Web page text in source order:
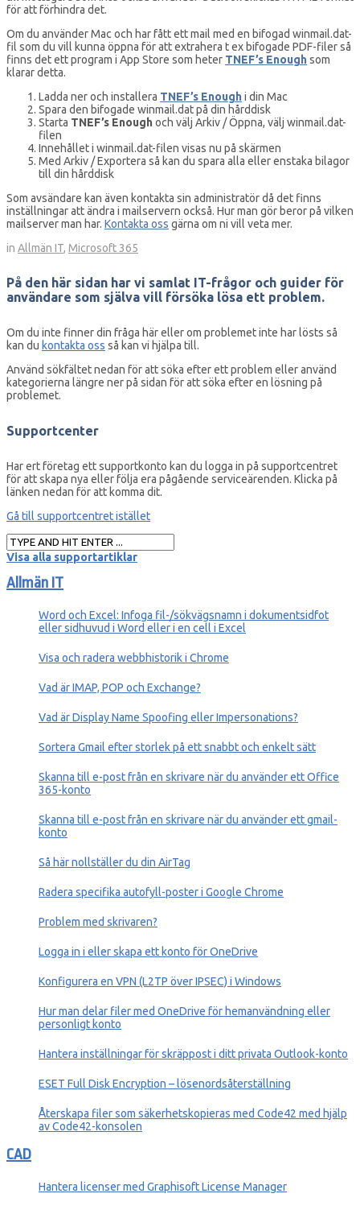
för att förhindra det.
Om du använder Mac och har fått ett mail med en bifogad winmail.dat-
fil som du vill kunna öppna för att extrahera t ex bifogade PDF-filer så
finns det ett program i App Store som heter TNEF’s Enough som
klarar detta.
Ladda ner och installera TNEF’s Enough i din Mac
Spara den bifogade winmail.dat på din hårddisk
Starta TNEF’s Enough och välj Arkiv / Öppna, välj winmail.dat-
filen
Innehållet i winmail.dat-filen visas nu på skärmen
Med Arkiv / Exportera så kan du spara alla eller enstaka bilagor
till din hårddisk
Som avsändare kan även kontakta sin administratör då det finns
inställningar att ändra i mailservern också. Hur man gör beror på vilken
mailserver man har. Kontakta oss gärna om ni vill veta mer.
in Allmän IT, Microsoft 365
På den här sidan har vi samlat IT-frågor och guider för
användare som själva vill försöka lösa ett problem.
Om du inte finner din fråga här eller om problemet inte har lösts så
kan du kontakta oss så kan vi hjälpa till.
Använd sökfältet nedan för att söka efter ett problem eller använd
kategorierna längre ner på sidan för att söka efter en lösning på
problemet.
Supportcenter
Har ert företag ett supportkonto kan du logga in på supportcentret
för att skapa nya eller följa era pågående serviceärenden. Klicka på
länken nedan för att komma dit.
Gå till supportcentret istället
Visa alla supportartiklar
Allmän IT
Word och Excel: Infoga fil-/sökvägsnamn i dokumentsidfot
eller sidhuvud i Word eller i en cell i Excel
Visa och radera webbhistorik i Chrome
Vad är IMAP, POP och Exchange?
Vad är Display Name Spoofing eller Impersonations?
Sortera Gmail efter storlek på ett snabbt och enkelt sätt
Skanna till e-post från en skrivare när du använder ett Office
365-konto
Skanna till e-post från en skrivare när du använder ett gmail-
konto
Så här nollställer du din AirTag
Radera specifika autofyll-poster i Google Chrome
Problem med skrivaren?
Logga in i eller skapa ett konto för OneDrive
Konfigurera en VPN (L2TP över IPSEC) i Windows
Hur man delar filer med OneDrive för hemanvändning eller
personligt konto
Hantera inställningar för skräppost i ditt privata Outlook-konto
ESET Full Disk Encryption – lösenordsåterställning
Återskapa filer som säkerhetskopieras med Code42 med hjälp
av Code42-konsolen
CAD
Hantera licenser med Graphisoft License Manager